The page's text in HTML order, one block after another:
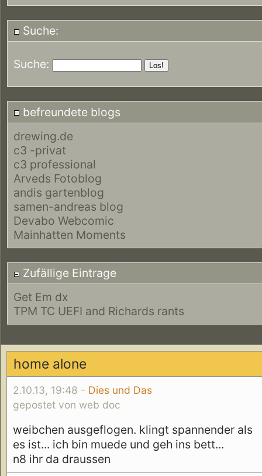
Suche:
Suche:
befreundete blogs
drewing.de
c3 -privat
c3 professional
Arveds Fotoblog
andis gartenblog
samen-andreas blog
Devabo Webcomic
Mainhatten Moments
Zufällige Eintrage
Get Em dx
TPM TC UEFI and Richards rants
home alone
2.10.13, 19:48 - Dies und Das
gepostet von web doc
weibchen ausgeflogen. klingt spannender als
es ist... ich bin muede und geh ins bett...
n8 ihr da draussen